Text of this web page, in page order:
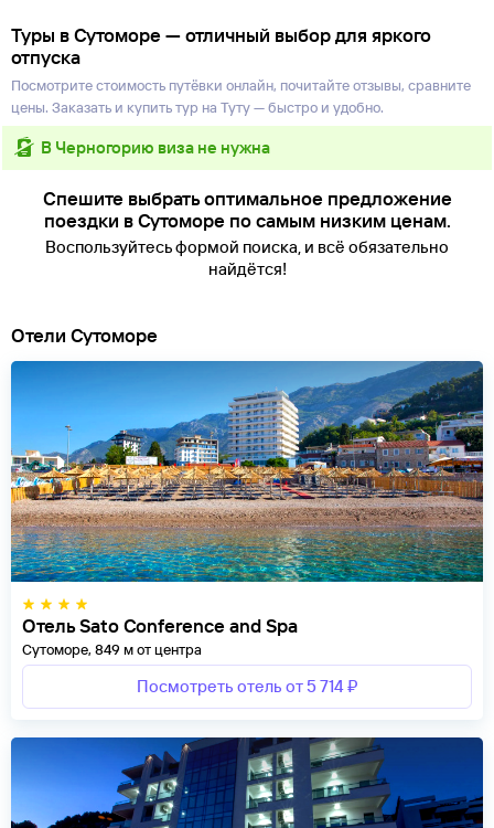
Туры в Сутоморе — отличный выбор для яркого
отпуска
Посмотрите стоимость путёвки онлайн, почитайте отзывы, сравните
цены. Заказать и купить тур на Туту — быстро и удобно.
в Черногорию виза не нужна
Спешите выбрать оптимальное предложение
поездки в Сутоморе по самым низким ценам.
Воспользуйтесь формой поиска, и всё обязательно
найдётся!
Отели Сутоморе
Отель Sato Conference and Spa
Сутоморе, 849 м от центра
Посмотреть отель от 5 714 ₽